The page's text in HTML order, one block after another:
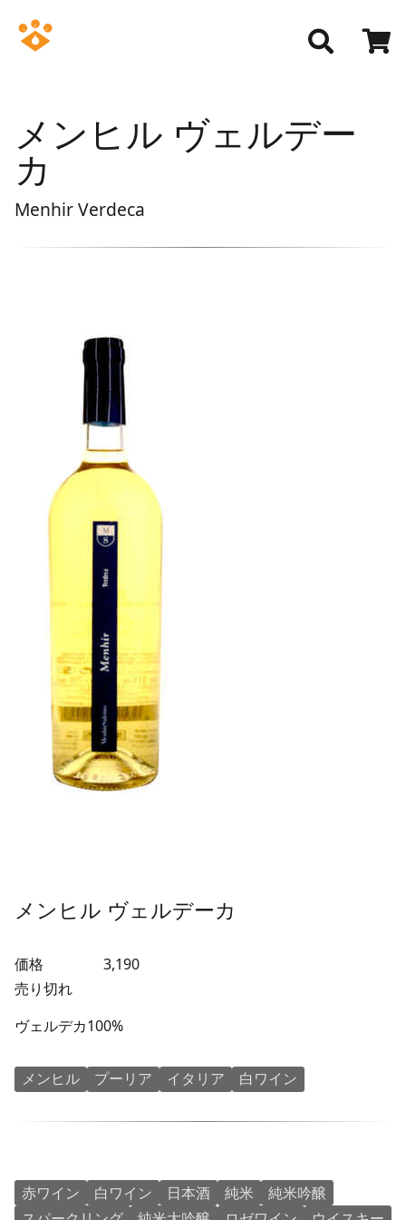
メンヒル ヴェルデー
カ
Menhir Verdeca
メンヒル ヴェルデーカ
価格
3,190
売り切れ
ヴェルデカ100%
メンヒル プーリア イタリア 白ワイン
赤ワイン 白ワイン 日本酒 純米
純米吟醸